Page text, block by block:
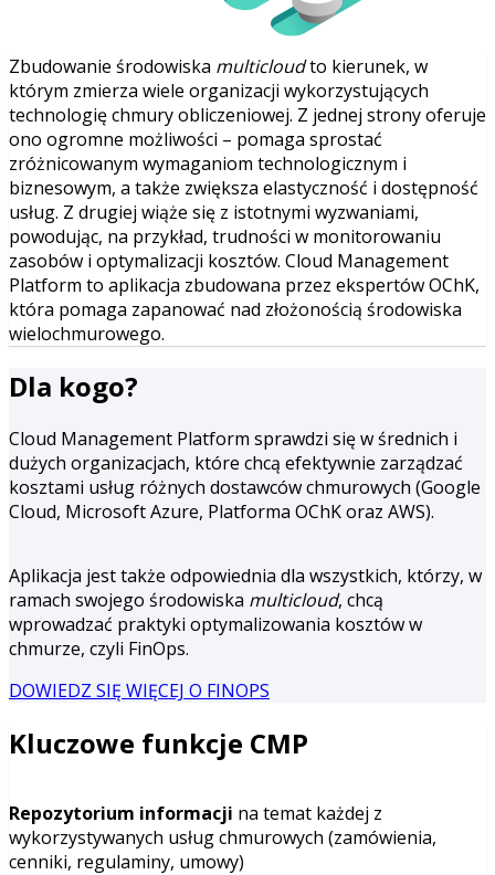
Zbudowanie środowiska multicloudto kierunek, w
którym zmierza wiele organizacji wykorzystujących
technologię chmury obliczeniowej. Z jednej strony oferuje
ono ogromne możliwości – pomaga sprostać
zróżnicowanym wymaganiom technologicznym i
biznesowym, a także zwiększa elastyczność i dostępność
usług. Z drugiej wiąże się z istotnymi wyzwaniami,
powodując, na przykład, trudności w monitorowaniu
zasobów i optymalizacji kosztów. Cloud Management
Platform to aplikacja zbudowana przez ekspertów OChK,
która pomaga zapanować nad złożonością środowiska
wielochmurowego.
Dla kogo?
Cloud Management Platform sprawdzi się w średnich i
dużych organizacjach, które chcą efektywnie zarządzać
kosztami usług różnych dostawców chmurowych (Google
Cloud, Microsoft Azure, Platforma OChK oraz AWS).
Aplikacja jest także odpowiednia dla wszystkich, którzy, w
ramach swojego środowiska multicloud, chcą
wprowadzać praktyki optymalizowania kosztów w
chmurze, czyli FinOps.
DOWIEDZ SIĘ WIĘCEJ O FINOPS
Kluczowe funkcje CMP
Repozytorium informacji na temat każdej z
wykorzystywanych usług chmurowych (zamówienia,
cenniki, regulaminy, umowy)